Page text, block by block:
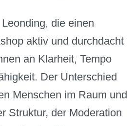
die einen
aktiv und durchdacht
an Klarheit, Tempo
Der Unterschied
Menschen im Raum und
Struktur, der Moderation